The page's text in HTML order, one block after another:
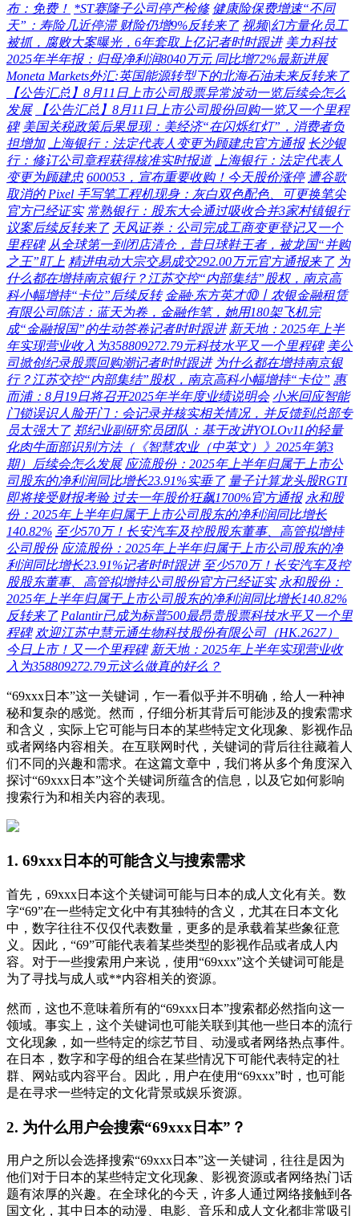
布：免费！ *ST赛隆子公司停产检修 健康险保费增速“不同
天”：寿险几近停滞 财险仍增9%反转来了 视频|幻方量化员工
被抓，腐败大案曝光，6年套取上亿记者时时跟进 美力科技
2025年半年报：归母净利润8040万元 同比增72%最新进展
Moneta Markets外汇:英国能源转型下的北海石油未来反转来了
【公告汇总】8月11日上市公司股票异常波动一览后续会怎么
发展
【公告汇总】8月11日上市公司股份回购一览又一个里程
碑 美国关税政策后果显现：美经济“在闪烁红灯”，消费者负
担增加 上海银行：法定代表人变更为顾建忠官方通报 长沙银
行：修订公司章程获得核准实时报道 上海银行：法定代表人
变更为顾建忠 600053，宣布重要收购！今天股价涨停 遭谷歌
取消的 Pixel 手写笔工程机现身：灰白双色配色、可更换笔尖
官方已经证实 常熟银行：股东大会通过吸收合并3家村镇银行
议案后续反转来了 天风证券：公司完成工商变更登记又一个
里程碑 从全球第一到闭店清仓，昔日球鞋王者，被龙国“并购
之王”盯上 精进电动大宗交易成交292.00万元官方通报来了 为
什么都在增持南京银行？江苏交控“内部集结”股权，南京高
科小幅增持“卡位”后续反转 金融·东方英才⑩丨农银金融租赁
有限公司陈洁：蓝天为卷，金融作笔，她用180架飞机完
成“金融报国”的生动答卷记者时时跟进 新天地：2025年上半
年实现营业收入为358809272.79元科技水平又一个里程碑 美公
司掀创纪录股票回购潮记者时时跟进 为什么都在增持南京银
行？江苏交控“内部集结”股权，南京高科小幅增持“卡位” 惠
而浦：8月19日将召开2025年半年度业绩说明会 小米回应智能
门锁误识人脸开门：会记录并核实相关情况，并反馈到总部专
员太强大了 郑纪业副研究员团队：基于改进YOLOv11的轻量
化肉牛面部识别方法（《智慧农业（中英文）》2025年第3
期）后续会怎么发展 应流股份：2025年上半年归属于上市公
司股东的净利润同比增长23.91%实垂了 量子计算龙头股RGTI
即将接受财报考验 过去一年股价狂飙1700%官方通报 永和股
份：2025年上半年归属于上市公司股东的净利润同比增长
140.82% 至少570万！长安汽车及控股股东董事、高管拟增持
公司股份 应流股份：2025年上半年归属于上市公司股东的净
利润同比增长23.91%记者时时跟进 至少570万！长安汽车及控
股股东董事、高管拟增持公司股份官方已经证实 永和股份：
2025年上半年归属于上市公司股东的净利润同比增长140.82%
反转来了 Palantir已成为标普500最昂贵股票科技水平又一个里
程碑 欢迎江苏中慧元通生物科技股份有限公司（HK.2627）
今日上市！又一个里程碑 新天地：2025年上半年实现营业收
入为358809272.79元这么做真的好么？
“69xxx日本”这一关键词，乍一看似乎并不明确，给人一种神
秘和复杂的感觉。然而，仔细分析其背后可能涉及的搜索需求
和含义，实际上它可能与日本的某些特定文化现象、影视作品
或者网络内容相关。在互联网时代，关键词的背后往往藏着人
们不同的兴趣和需求。在这篇文章中，我们将从多个角度深入
探讨“69xxx日本”这个关键词所蕴含的信息，以及它如何影响
搜索行为和相关内容的表现。
1. 69xxx日本的可能含义与搜索需求
首先，69xxx日本这个关键词可能与日本的成人文化有关。数
字“69”在一些特定文化中有其独特的含义，尤其在日本文化
中，数字往往不仅仅代表数量，更多的是承载着某些象征意
义。因此，“69”可能代表着某些类型的影视作品或者成人内
容。对于一些搜索用户来说，使用“69xxx”这个关键词可能是
为了寻找与成人或**内容相关的资源。
然而，这也不意味着所有的“69xxx日本”搜索都必然指向这一
领域。事实上，这个关键词也可能关联到其他一些日本的流行
文化现象，如一些特定的综艺节目、动漫或者网络热点事件。
在日本，数字和字母的组合在某些情况下可能代表特定的社
群、网站或内容平台。因此，用户在使用“69xxx”时，也可能
是在寻求一些特定的文化背景或娱乐资源。
2. 为什么用户会搜索“69xxx日本”？
用户之所以会选择搜索“69xxx日本”这一关键词，往往是因为
他们对于日本的某些特定文化现象、影视资源或者网络热门话
题有浓厚的兴趣。在全球化的今天，许多人通过网络接触到各
国文化，其中日本的动漫、电影、音乐和成人文化都非常吸引